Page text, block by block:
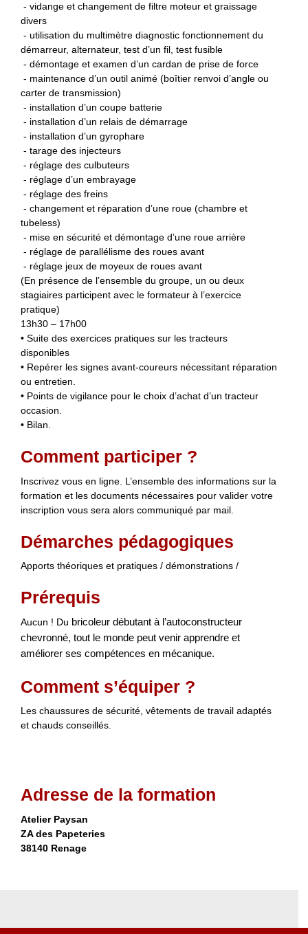
- vidange et changement de filtre moteur et graissage
divers
- utilisation du multimètre diagnostic fonctionnement du
démarreur, alternateur, test d’un fil, test fusible
- démontage et examen d’un cardan de prise de force
- maintenance d’un outil animé (boîtier renvoi d’angle ou
carter de transmission)
- installation d’un coupe batterie
- installation d’un relais de démarrage
- installation d’un gyrophare
- tarage des injecteurs
- réglage des culbuteurs
- réglage d’un embrayage
- réglage des freins
- changement et réparation d’une roue (chambre et
tubeless)
- mise en sécurité et démontage d’une roue arrière
- réglage de parallélisme des roues avant
- réglage jeux de moyeux de roues avant
(En présence de l’ensemble du groupe, un ou deux
stagiaires participent avec le formateur à l’exercice
pratique)
13h30 – 17h00
• Suite des exercices pratiques sur les tracteurs
disponibles
• Repérer les signes avant-coureurs nécessitant réparation
ou entretien.
• Points de vigilance pour le choix d’achat d’un tracteur
occasion.
• Bilan.
Comment participer ?
Inscrivez vous en ligne. L’ensemble des informations sur la
formation et les documents nécessaires pour valider votre
inscription vous sera alors communiqué par mail.
Démarches pédagogiques
Apports théoriques et pratiques / démonstrations /
Prérequis
Aucun ! Du bricoleur débutant à l’autoconstructeur
chevronné, tout le monde peut venir apprendre et
améliorer ses compétences en mécanique.
Comment s’équiper ?
Les chaussures de sécurité, vêtements de travail adaptés
et chauds conseillés.
Adresse de la formation
Atelier Paysan
ZA des Papeteries
38140 Renage